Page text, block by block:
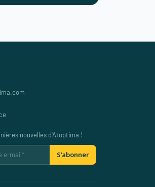
nouvelles d'Atoptima !
S'abonner